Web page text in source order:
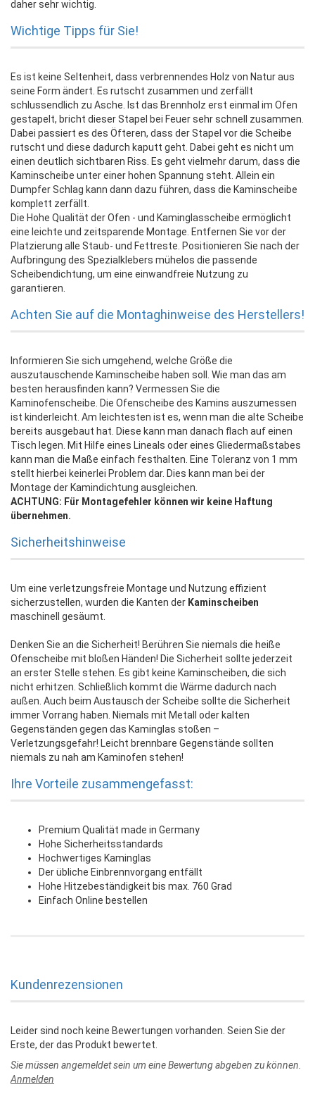
daher sehr wichtig.
Wichtige Tipps für Sie!
Es ist keine Seltenheit, dass verbrennendes Holz von Natur aus
seine Form ändert. Es rutscht zusammen und zerfällt
schlussendlich zu Asche. Ist das Brennholz erst einmal im Ofen
gestapelt, bricht dieser Stapel bei Feuer sehr schnell zusammen.
Dabei passiert es des Öfteren, dass der Stapel vor die Scheibe
rutscht und diese dadurch kaputt geht. Dabei geht es nicht um
einen deutlich sichtbaren Riss. Es geht vielmehr darum, dass die
Kaminscheibe unter einer hohen Spannung steht. Allein ein
Dumpfer Schlag kann dann dazu führen, dass die Kaminscheibe
komplett zerfällt.
Die Hohe Qualität der Ofen - und Kaminglasscheibe ermöglicht
eine leichte und zeitsparende Montage. Entfernen Sie vor der
Platzierung alle Staub- und Fettreste. Positionieren Sie nach der
Aufbringung des Spezialklebers mühelos die passende
Scheibendichtung, um eine einwandfreie Nutzung zu
garantieren.
Achten Sie auf die Montaghinweise des Herstellers!
Informieren Sie sich umgehend, welche Größe die
auszutauschende Kaminscheibe haben soll. Wie man das am
besten herausfinden kann? Vermessen Sie die
Kaminofenscheibe. Die Ofenscheibe des Kamins auszumessen
ist kinderleicht. Am leichtesten ist es, wenn man die alte Scheibe
bereits ausgebaut hat. Diese kann man danach flach auf einen
Tisch legen. Mit Hilfe eines Lineals oder eines Gliedermaßstabes
kann man die Maße einfach festhalten. Eine Toleranz von 1 mm
stellt hierbei keinerlei Problem dar. Dies kann man bei der
Montage der Kamindichtung ausgleichen.
ACHTUNG: Für Montagefehler können wir keine Haftung
übernehmen.
Sicherheitshinweise
Um eine verletzungsfreie Montage und Nutzung effizient
sicherzustellen, wurden die Kanten der Kaminscheiben
maschinell gesäumt.
Denken Sie an die Sicherheit! Berühren Sie niemals die heiße
Ofenscheibe mit bloßen Händen! Die Sicherheit sollte jederzeit
an erster Stelle stehen. Es gibt keine Kaminscheiben, die sich
nicht erhitzen. Schließlich kommt die Wärme dadurch nach
außen. Auch beim Austausch der Scheibe sollte die Sicherheit
immer Vorrang haben. Niemals mit Metall oder kalten
Gegenständen gegen das Kaminglas stoßen –
Verletzungsgefahr! Leicht brennbare Gegenstände sollten
niemals zu nah am Kaminofen stehen!
Ihre Vorteile zusammengefasst:
Premium Qualität made in Germany
Hohe Sicherheitsstandards
Hochwertiges Kaminglas
Der übliche Einbrennvorgang entfällt
Hohe Hitzebeständigkeit bis max. 760 Grad
Einfach Online bestellen
Kundenrezensionen
Leider sind noch keine Bewertungen vorhanden. Seien Sie der
Erste, der das Produkt bewertet.
Sie müssen angemeldet sein um eine Bewertung abgeben zu können.
Anmelden